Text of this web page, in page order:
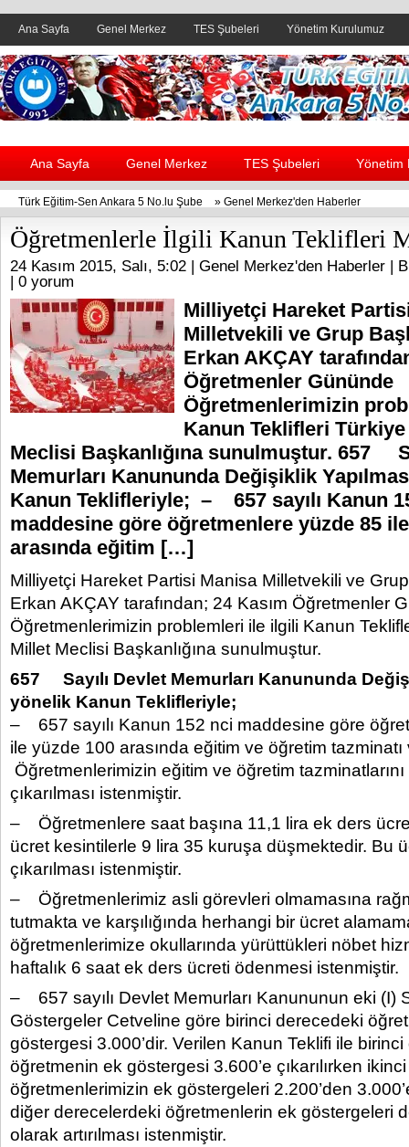
Ana Sayfa Genel Merkez TES Şubeleri Yönetim Kurulumuz
Header yanı reklam alanı
Ana Sayfa Genel Merkez TES Şubeleri Yönetim
Türk Eğitim-Sen Ankara 5 No.lu Şube » Genel Merkez'den Haberler
Öğretmenlerle İlgili Kanun Teklifleri
24 Kasım 2015, Salı, 5:02 | Genel Merkez'den Haberler |
| 0 yorum
Milliyetçi Hareket
Milletvekili ve Grup
Erkan AKÇAY
Öğretmenler Gününde
Öğretmenlerimizin
Kanun Teklifleri
Meclisi Başkanlığına sunulmuştur. 657
Memurları Kanununda Değişiklik
Kanun Teklifleriyle; – 657 sayılı Kanun
maddesine göre öğretmenlere yüzde 85
arasında eğitim […]
Milliyetçi Hareket Partisi Manisa Milletvekili ve
Erkan AKÇAY tarafından; 24 Kasım Öğretmenler
Öğretmenlerimizin problemleri ile ilgili Kanun
Millet Meclisi Başkanlığına sunulmuştur.
657 Sayılı Devlet Memurları Kanununda
yönelik Kanun Teklifleriyle;
– 657 sayılı Kanun 152 nci maddesine göre
ile yüzde 100 arasında eğitim ve öğretim
Öğretmenlerimizin eğitim ve öğretim
çıkarılması istenmiştir.
– Öğretmenlere saat başına 11,1 lira ek ders
ücret kesintilerle 9 lira 35 kuruşa düşmektedir. Bu
çıkarılması istenmiştir.
– Öğretmenlerimiz asli görevleri olmamasına
tutmakta ve karşılığında herhangi bir ücret
öğretmenlerimize okullarında yürüttükleri nöbet
haftalık 6 saat ek ders ücreti ödenmesi istenmiştir.
– 657 sayılı Devlet Memurları Kanununun eki (I)
Göstergeler Cetveline göre birinci derecedeki
göstergesi 3.000’dir. Verilen Kanun Teklifi ile
öğretmenin ek göstergesi 3.600’e çıkarılırken
öğretmenlerimizin ek göstergeleri 2.200’den
diğer derecelerdeki öğretmenlerin ek göstergeleri
olarak artırılması istenmiştir.